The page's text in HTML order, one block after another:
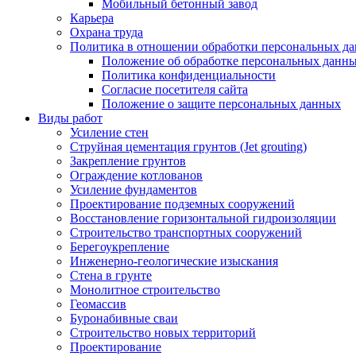
Мобильный бетонный завод
Карьера
Охрана труда
Политика в отношении обработки персональных
Положение об обработке персональных
Политика конфиденциальности
Согласие посетителя сайта
Положение о защите персональных данных
Виды работ
Усиление стен
Струйная цементация грунтов (Jet grouting)
Закрепление грунтов
Ограждение котлованов
Усиление фундаментов
Проектирование подземных сооружений
Восстановление горизонтальной гидроизоляции
Строительство транспортных сооружений
Берегоукрепление
Инженерно-геологические изыскания
Стена в грунте
Монолитное строительство
Геомассив
Буронабивные сваи
Строительство новых территорий
Проектирование